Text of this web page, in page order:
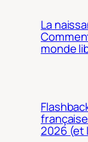
La
monde
2026 (et